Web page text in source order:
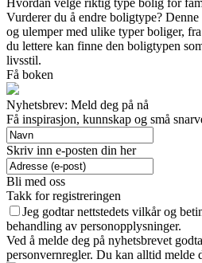
Hvordan velge riktig type bolig for
Vurderer du å endre boligtype?
og ulemper med ulike typer boliger,
du lettere kan finne den boligtypen
livsstil.
Få boken
Nyhetsbrev: Meld deg på nå
Få inspirasjon, kunnskap og små
Skriv inn e-posten din her
Bli med oss
Takk for registreringen
Jeg godtar nettstedets vilkår og
behandling av personopplysninger.
Ved å melde deg på nyhetsbrevet
personvernregler. Du kan alltid melde